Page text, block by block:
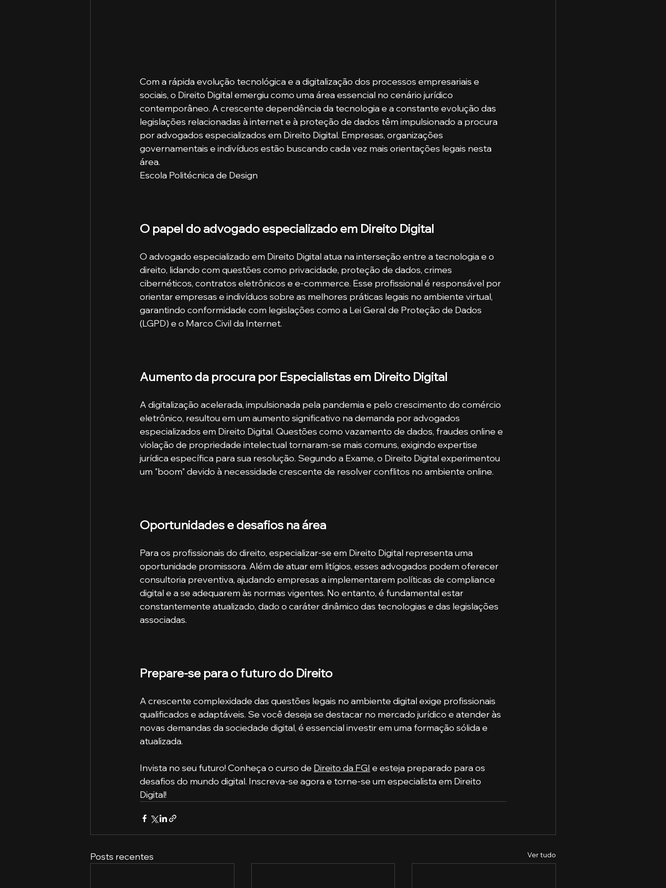
Com a rápida evolução tecnológica e a digitalização dos processos empresariais e
sociais, o Direito Digital emergiu como uma área essencial no cenário jurídico
contemporâneo. A crescente dependência da tecnologia e a constante evolução das
legislações relacionadas à internet e à proteção de dados têm impulsionado a procura
por advogados especializados em Direito Digital. Empresas, organizações
governamentais e indivíduos estão buscando cada vez mais orientações legais nesta
área. ​
Escola Politécnica de Design
O papel do advogado especializado em Direito Digital
O advogado especializado em Direito Digital atua na interseção entre a tecnologia e o
direito, lidando com questões como privacidade, proteção de dados, crimes
cibernéticos, contratos eletrônicos e e-commerce. Esse profissional é responsável por
orientar empresas e indivíduos sobre as melhores práticas legais no ambiente virtual,
garantindo conformidade com legislações como a Lei Geral de Proteção de Dados
(LGPD) e o Marco Civil da Internet. ​
Aumento da procura por Especialistas em Direito Digital
A digitalização acelerada, impulsionada pela pandemia e pelo crescimento do comércio
eletrônico, resultou em um aumento significativo na demanda por advogados
especializados em Direito Digital. Questões como vazamento de dados, fraudes online e
violação de propriedade intelectual tornaram-se mais comuns, exigindo expertise
jurídica específica para sua resolução. Segundo a Exame, o Direito Digital experimentou
um "boom" devido à necessidade crescente de resolver conflitos no ambiente online. ​
Oportunidades e desafios na área
Para os profissionais do direito, especializar-se em Direito Digital representa uma
oportunidade promissora. Além de atuar em litígios, esses advogados podem oferecer
consultoria preventiva, ajudando empresas a implementarem políticas de compliance
digital e a se adequarem às normas vigentes. No entanto, é fundamental estar
constantemente atualizado, dado o caráter dinâmico das tecnologias e das legislações
associadas. ​
Prepare-se para o futuro do Direito
A crescente complexidade das questões legais no ambiente digital exige profissionais
qualificados e adaptáveis. Se você deseja se destacar no mercado jurídico e atender às
novas demandas da sociedade digital, é essencial investir em uma formação sólida e
atualizada.​
Invista no seu futuro! Conheça o curso de Direito da FGI e esteja preparado para os
desafios do mundo digital. Inscreva-se agora e torne-se um especialista em Direito
Digital!
Posts recentes Ver tudo